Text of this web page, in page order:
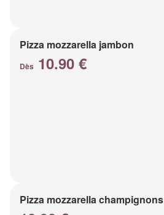
Pizza mozzarella jambon
Dès 10.90 €
Pizza mozzarella champignons